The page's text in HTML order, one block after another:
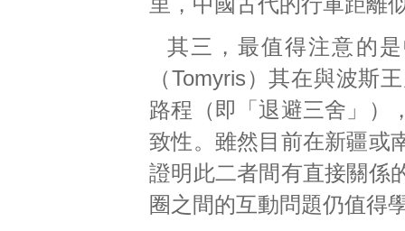
其三，最值得注意的
（Tomyris）其在與波斯
路程（即「退避三舍」）
致性。雖然目前在新疆或
證明此二者間有直接關係
圈之間的互動問題仍值得